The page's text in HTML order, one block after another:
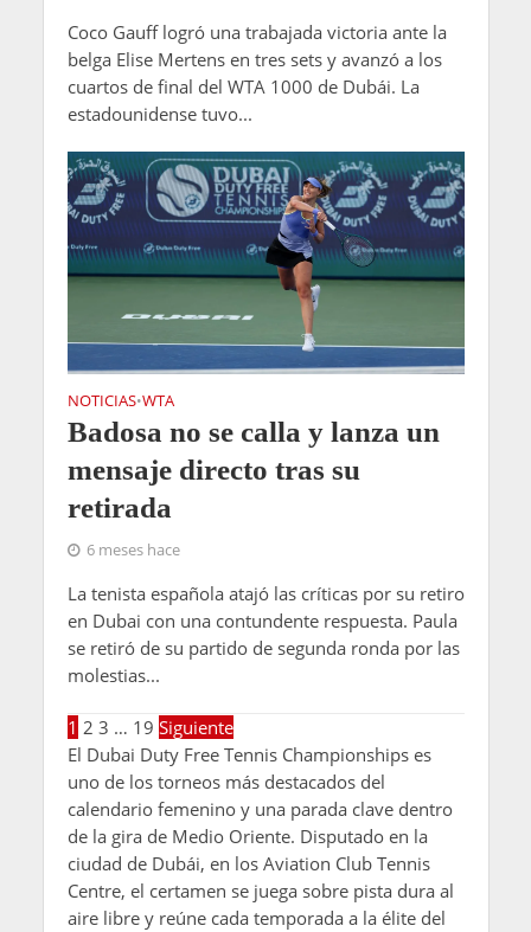
Coco Gauff logró una trabajada victoria ante la
belga Elise Mertens en tres sets y avanzó a los
cuartos de final del WTA 1000 de Dubái. La
estadounidense tuvo...
NOTICIAS•WTA
Badosa no se calla y lanza un
mensaje directo tras su
retirada
6 meses hace
La tenista española atajó las críticas por su retiro
en Dubai con una contundente respuesta. Paula
se retiró de su partido de segunda ronda por las
molestias...
1 2 3 … 19 Siguiente
El Dubai Duty Free Tennis Championships es
uno de los torneos más destacados del
calendario femenino y una parada clave dentro
de la gira de Medio Oriente. Disputado en la
ciudad de Dubái, en los Aviation Club Tennis
Centre, el certamen se juega sobre pista dura al
aire libre y reúne cada temporada a la élite del